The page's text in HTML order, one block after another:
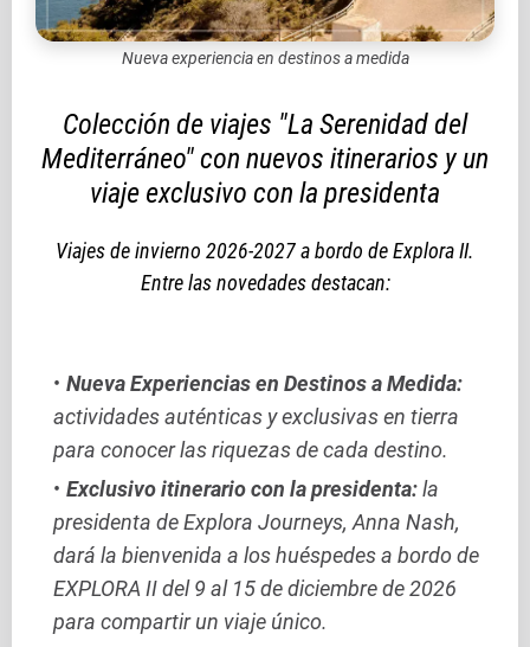
Nueva experiencia en destinos a medida
Colección de viajes "La Serenidad del
Mediterráneo" con nuevos itinerarios y un
viaje exclusivo con la presidenta
Viajes de invierno 2026-2027 a bordo de Explora II.
Entre las novedades destacan:
Nueva Experiencias en Destinos a Medida:
actividades auténticas y exclusivas en tierra
para conocer las riquezas de cada destino.
Exclusivo itinerario con la presidenta:la
presidenta de Explora Journeys, Anna Nash,
dará la bienvenida a los huéspedes a bordo de
EXPLORA II del 9 al 15 de diciembre de 2026
para compartir un viaje único.